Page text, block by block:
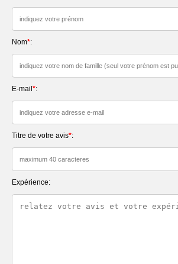
Nom*:
E-mail *:
Titre de votre avis*:
Expérience: